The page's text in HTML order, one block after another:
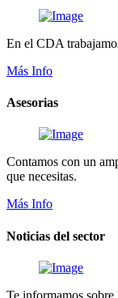
En el CDA
Más Info
Asesorias
Contamos con un
que necesitas.
Más Info
Noticias del sector
Te informamos